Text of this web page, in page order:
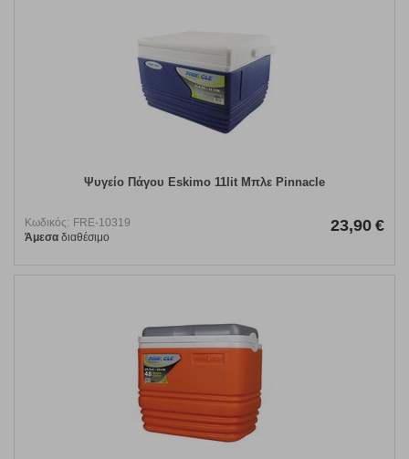
Ψυγείο Πάγου Eskimo 11lit Μπλε Pinnacle
Κωδικός: FRE-10319
Άμεσα διαθέσιμο
23,90 €